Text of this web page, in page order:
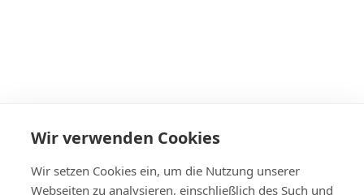
Wir verwenden Cookies
Wir setzen Cookies ein, um die Nutzung unserer
Webseiten zu analysieren, einschließlich des Such und